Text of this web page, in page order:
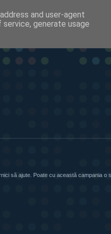
să ajute. Poate cu această campania o
and user-agent
generate usage